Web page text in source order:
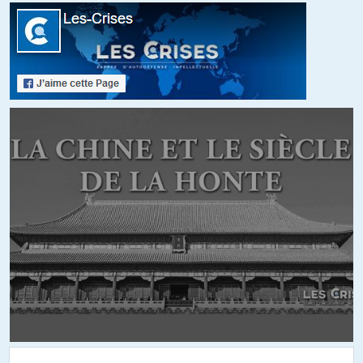
considérés comme corps ou caste,cette peur de réfléchir et de
parler peut être…, sont affligeantes.
+5 ALERTER
EuroPharyngite//06.10.2016 à 22h34
pays souverain et dans le monde des corporations ces disciplines
n’existent plus, ou simplement l’omerta du champs médiatique
fait qu’ils ne sont plus considérés par la folie de nos gouvernants.
D’autres injustices viendrons afin de nous faire oublier celle ci et
bien d’autres, notre résilience sociétale et mise a rude épreuve que
voulez vous.
+1 ALERTER